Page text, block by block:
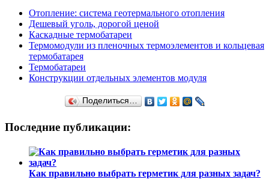
Отопление: система геотермального отопления
Дешевый уголь, дорогой ценой
Каскадные термобатареи
Термомодули из пленочных термоэлементов и кольцевая
термобатарея
Термобатареи
Конструкции отдельных элементов модуля
Поделиться…
Последние публикации:
Как правильно выбрать герметик для разных задач?